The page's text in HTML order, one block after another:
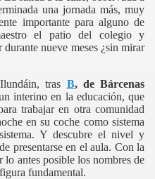
una jornada más, muy
importante para alguno de
el patio del colegio y
nueve meses ¿sin mirar
tras B, de Bárcenas
interino en la educación, que
trabajar en otra comunidad
en su coche como sistema
Y descubre el nivel y
presentarse en el aula. Con la
lo antes posible los nombres de
fundamental.